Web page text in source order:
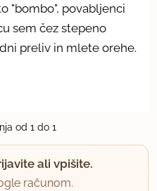
"bombo", povabljenci
sem čez stepeno
preliv in mlete orehe.
od 1 do 1
ali vpišite.
računom.